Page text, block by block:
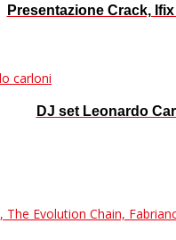
Presentazione Crack,
DJ set Leonardo